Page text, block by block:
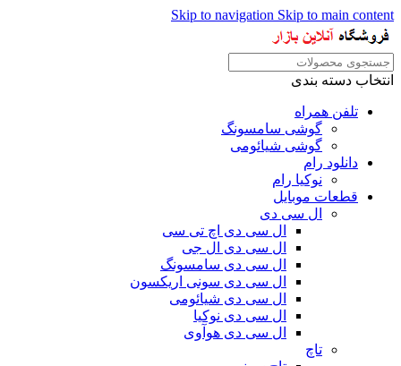
Skip to navigation Skip to main content
انتخاب دسته بندی
تلفن همراه
گوشی سامسونگ
گوشی شیائومی
دانلود رام
نوکیا رام
قطعات موبایل
ال سی دی
ال سی دی اچ تی سی
ال سی دی ال جی
ال سی دی سامسونگ
ال سی دی سونی اریکسون
ال سی دی شیائومی
ال سی دی نوکیا
ال سی دی هوآوی
تاچ